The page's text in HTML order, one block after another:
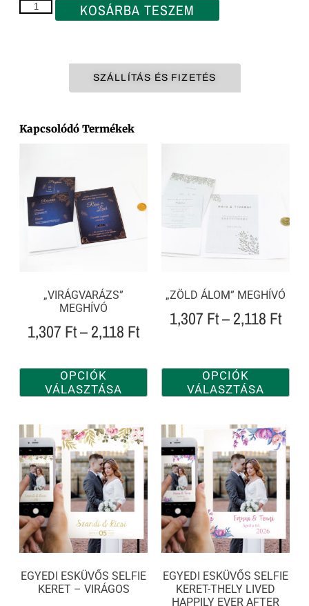
KOSÁRBA TESZEM
SZÁLLÍTÁS ÉS FIZETÉS
Kapcsolódó Termékek
„VIRÁGVARÁZS”
MEGHÍVÓ
1,307Ft–2,118 Ft
OPCIÓK
VÁLASZTÁSA
„ZÖLD ÁLOM” MEGHÍVÓ
1,307Ft–2,118 Ft
OPCIÓK
VÁLASZTÁSA
EGYEDI ESKÜVŐS SELFIE
KERET – VIRÁGOS
EGYEDI ESKÜVŐS SELFIE
KERET-THELY LIVED
HAPPILY EVER AFTER